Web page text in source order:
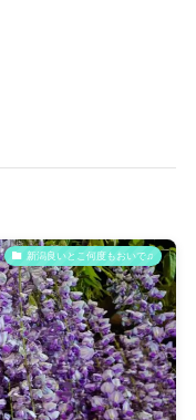
新潟良いとこ何度もおいで♫